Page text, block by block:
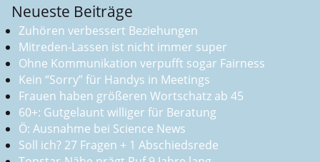
Neueste Beiträge
Zuhören verbessert Beziehungen
Mitreden-Lassen ist nicht immer super
Ohne Kommunikation verpufft sogar Fairness
Kein “Sorry” für Handys in Meetings
Frauen haben größeren Wortschatz ab 45
60+: Gutgelaunt williger für Beratung
Ö: Ausnahme bei Science News
Soll ich? 27 Fragen + 1 Abschiedsrede